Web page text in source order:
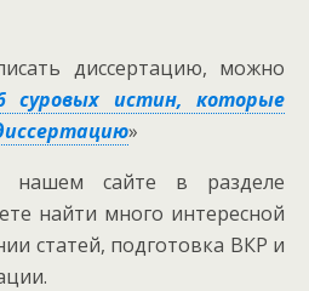
диссертацию, можно
суровых истин, которые
»
нашем сайте в разделе
найти много интересной
статей, подготовка ВКР и